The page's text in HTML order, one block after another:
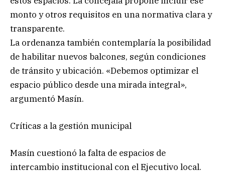
monto y otros requisitos en una normativa clara y
transparente.
La ordenanza también contemplaría la posibilidad
de habilitar nuevos balcones, según condiciones
de tránsito y ubicación. «Debemos optimizar el
espacio público desde una mirada integral»,
argumentó Masín.
Críticas a la gestión municipal
Masín cuestionó la falta de espacios de
intercambio institucional con el Ejecutivo local.